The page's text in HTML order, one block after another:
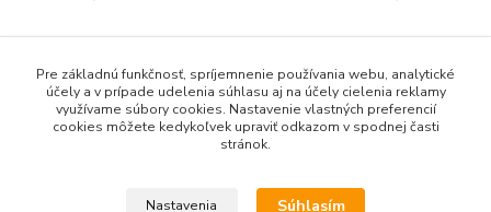
Tovar zaradený v kategóriách
Liatinové kanvice
Pre základnú funkčnosť, spríjemnenie používania webu, analytické
účely a v prípade udelenia súhlasu aj na účely cielenia reklamy
využívame súbory cookies. Nastavenie vlastných preferencií
cookies môžete kedykoľvek upraviť odkazom v spodnej časti
stránok.
Nastavenia Súhlasím